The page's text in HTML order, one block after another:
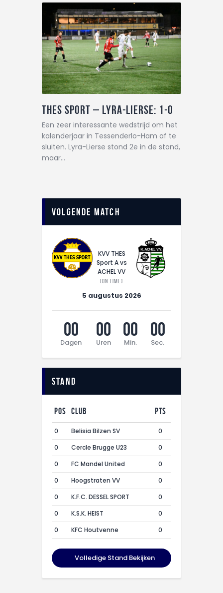
THES Sport – Lyra-Lierse: 1-0
Een zeer interessante wedstrijd om het
kalenderjaar in Tessenderlo-Ham af te
sluiten. Lyra-Lierse stond 2e in de stand,
maar…
Volgende match
KVV THES
Sport A vs
ACHEL VV
(On time)
5 augustus 2026
00
Dagen
00
Uren
00
Min.
00
Sec.
Stand
Pos Club Pts
0 Belisia Bilzen SV
0
0
Cercle Brugge U23
0
0
FC Mandel United
0
0
Hoogstraten VV
0
0
K.F.C. DESSEL SPORT
0
0
K.S.K. HEIST
0
0
KFC Houtvenne 0
Volledige Stand Bekijken